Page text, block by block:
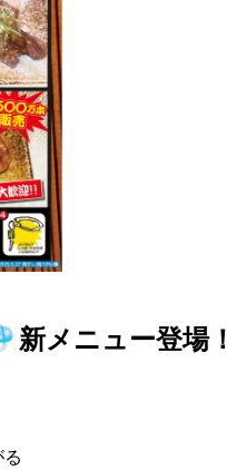
メニュー登場！